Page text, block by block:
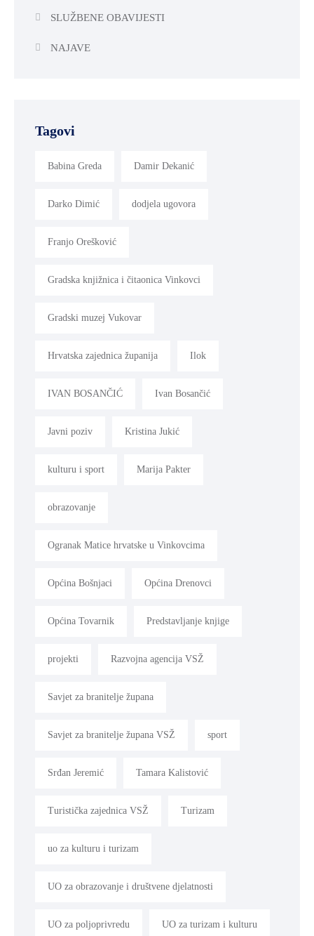
SLUŽBENE OBAVIJESTI
NAJAVE
Tagovi
Babina Greda Damir Dekanić
Darko Dimić dodjela ugovora
Franjo Orešković
Gradska knjižnica i čitaonica Vinkovci
Gradski muzej Vukovar
Hrvatska zajednica županija Ilok
IVAN BOSANČIĆ Ivan Bosančić
Javni poziv Kristina Jukić
kulturu i sport Marija Pakter
obrazovanje
Ogranak Matice hrvatske u Vinkovcima
Općina Bošnjaci Općina Drenovci
Općina Tovarnik Predstavljanje knjige
projekti Razvojna agencija VSŽ
Savjet za branitelje župana
Savjet za branitelje župana VSŽ sport
Srđan Jeremić Tamara Kalistović
Turistička zajednica VSŽ Turizam
uo za kulturu i turizam
UO za obrazovanje i društvene djelatnosti
UO za poljoprivredu UO za turizam i kulturu